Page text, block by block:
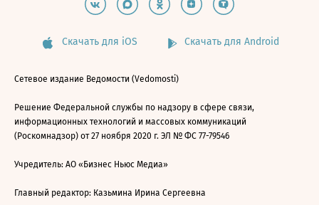
Скачать для iOS Скачать для Android
Сетевое издание Ведомости (Vedomosti)
Решение Федеральной службы по надзору в сфере связи,
информационных технологий и массовых коммуникаций
(Роскомнадзор) от 27 ноября 2020 г. ЭЛ № ФС 77-79546
Учредитель: АО «Бизнес Ньюс Медиа»
Главный редактор: Казьмина Ирина Сергеевна